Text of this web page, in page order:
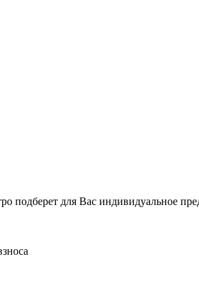
подберет для Вас индивидуальное